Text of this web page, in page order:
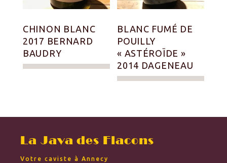
CHINON BLANC
2017 BERNARD
BAUDRY
BLANC FUMÉ DE
POUILLY
« ASTÉROÏDE »
2014 DAGENEAU
La Java des Flacons
Votre caviste à Annecy